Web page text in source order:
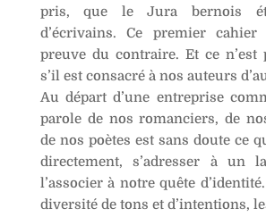
pris, que le Jura bernois
d’écrivains. Ce premier
preuve du contraire. Et ce n’est
s’il est consacré à nos auteurs
Au départ d’une entreprise
parole de nos romanciers, de
de nos poètes est sans doute ce
directement, s’adresser à un
l’associer à notre quête
diversité de tons et d’intentions,